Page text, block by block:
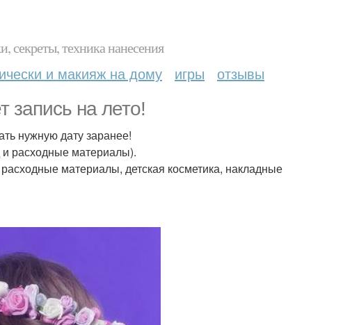
секреты, техника нанесения
и макияж на дому игры отзывы
запись на лето!
нужную дату заранее!
и расходные материалы).
материалы, детская косметика, накладные